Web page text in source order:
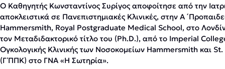
Ο Kαθηγητής Κωνσταντίνος Συρίγος αποφοίτησε από την
αποκλειστικά σε Πανεπιστημιακές Κλινικές, στην Α
Hammersmith, Royal Postgraduate Medical School, στο
τον Μεταδιδακτορικό τίτλο του (Ph.D.), από το Imperial
Ογκολογικής Κλινικής των Νοσοκομείων Hammersmith και
(Γ΄ΠΠΚ) στο ΓΝΑ «Η Σωτηρία».